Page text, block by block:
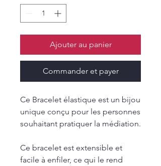
Ajouter au panier
Commander et payer
Ce Bracelet élastique est un bijou
unique conçu pour les personnes
souhaitant pratiquer la médiation.
Ce bracelet est extensible et
facile à enfiler, ce qui le rend